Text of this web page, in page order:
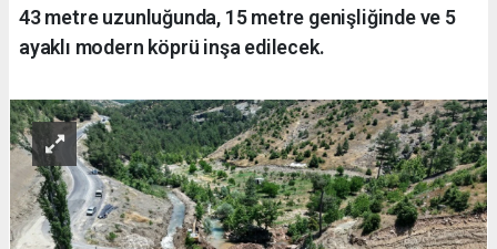
43 metre uzunluğunda, 15 metre genişliğinde ve 5
ayaklı modern köprü inşa edilecek.